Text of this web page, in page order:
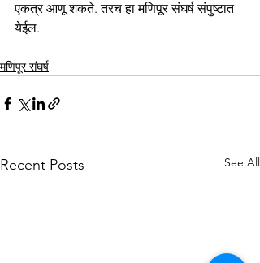
एकत्र आणू शकते. तरच हा मणिपूर संघर्ष संपुष्टात
येईल.
मणिपूर संघर्ष
Recent Posts See All